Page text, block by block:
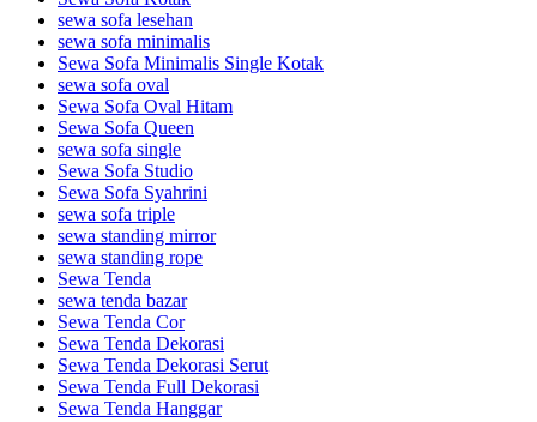
sewa sofa lesehan
sewa sofa minimalis
Sewa Sofa Minimalis Single Kotak
sewa sofa oval
Sewa Sofa Oval Hitam
Sewa Sofa Queen
sewa sofa single
Sewa Sofa Studio
Sewa Sofa Syahrini
sewa sofa triple
sewa standing mirror
sewa standing rope
Sewa Tenda
sewa tenda bazar
Sewa Tenda Cor
Sewa Tenda Dekorasi
Sewa Tenda Dekorasi Serut
Sewa Tenda Full Dekorasi
Sewa Tenda Hanggar